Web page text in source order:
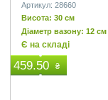
Артикул: 28660
Висота: 30 см
Діаметр вазону: 12 см
Є на складі
459.50 ₴